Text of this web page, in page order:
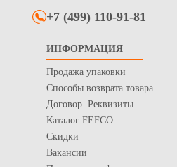
+7 (499) 110-91-81
ИНФОРМАЦИЯ
Продажа упаковки
Способы возврата товара
Договор. Реквизиты.
Каталог FEFCO
Скидки
Вакансии